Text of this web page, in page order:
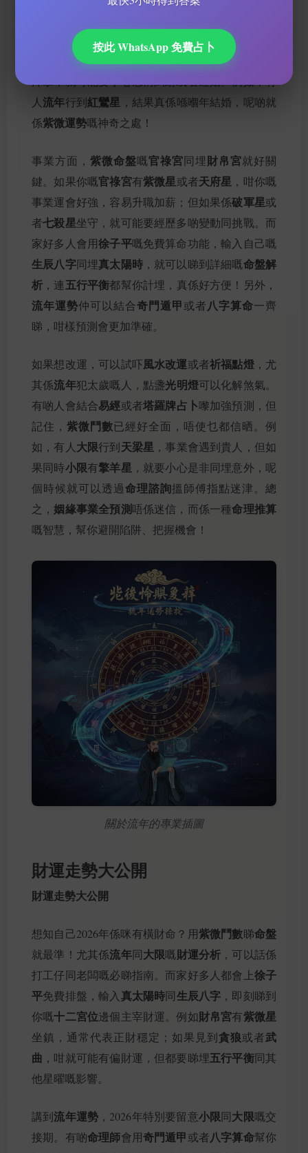
同埋子女宮，如果呢兩個宮位有桃花星
，咁你嘅愛情運就會好旺；相反，如果有
人流年行到紅鸞星 ，結果真係喺嗰年結婚，呢啲就
係紫微運勢嘅神奇之處！
事業方面， 紫微命盤嘅官祿宮同埋財帛宮就好關
鍵。如果你嘅官祿宮有紫微星或者天府星 ，咁你嘅
事業運會好強，容易升職加薪；但如果係破軍星或
者七殺星坐守，就可能要經歷多啲變動同挑戰。而
家好多人會用徐子平嘅免費算命功能，輸入自己嘅
生辰八字同埋真太陽時，就可以睇到詳細嘅命盤解
析 ，連五行平衡都幫你計埋，真係好方便！另外，
流年運勢仲可以結合奇門遁甲或者八字算命一齊
睇，咁樣預測會更加準確。
如果想改運，可以試吓風水改運或者祈福點燈，尤
其係流年犯太歲嘅人，點盞光明燈可以化解煞氣。
有啲人會結合易經或者塔羅牌占卜嚟加強預測，但
記住， 紫微鬥數已經好全面，唔使乜都信晒。例
如，有人 大限行到天梁星 ，事業會遇到貴人，但如
果同時小限有擎羊星 ，就要小心是非同埋意外，呢
個時候就可以透過命理諮詢搵師傅指點迷津。總
之， 姻緣事業全預測唔係迷信，而係一種命理推算
嘅智慧，幫你避開陷阱、把握機會！
關於流年的專業插圖
財運走勢大公開
財運走勢大公開
想知自己2026年係咪有橫財命？用紫微鬥數睇命盤
就最準！尤其係流年同大限嘅財運分析 ，可以話係
打工仔同老闆嘅必睇指南。而家好多人都會上徐子
平免費排盤，輸入 真太陽時同生辰八字 ，即刻睇到
你嘅十二宮位邊個主宰財運。例如財帛宮有紫微星
坐鎮，通常代表正財穩定；如果見到貪狼或者武
曲 ，咁就可能有偏財運，但都要睇埋五行平衡同其
他星曜嘅影響。
講到流年運勢 ，2026年特別要留意小限同大限嘅交
接期。有啲命理師會用奇門遁甲或者八字算命幫你
按此 WhatsApp 免費占卜